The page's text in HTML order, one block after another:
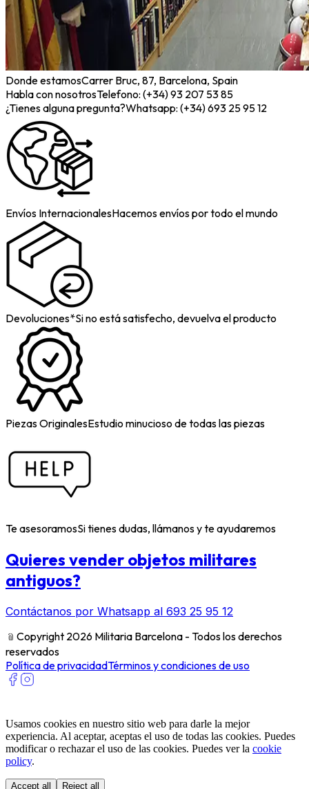
Donde estamosCarrer Bruc, 87, Barcelona, Spain
Habla con nosotrosTelefono: (+34) 93 207 53 85
¿Tienes alguna pregunta?Whatsapp: (+34) 693 25 95 12
Envíos InternacionalesHacemos envíos por todo el mundo
Devoluciones*Si no está satisfecho, devuelva el producto
Piezas OriginalesEstudio minucioso de todas las piezas
Te asesoramosSi tienes dudas, llámanos y te ayudaremos
Quieres vender objetos militares
antiguos?
Contáctanos por Whatsapp al 693 25 95 12
﹫ Copyright 2026 Militaria Barcelona - Todos los derechos
reservados
Política de privacidadTérminos y condiciones de uso
Usamos cookies en nuestro sitio web para darle la mejor
experiencia. Al aceptar, aceptas el uso de todas las cookies. Puedes
modificar o rechazar el uso de las cookies. Puedes ver la cookie
policy.
Accept all Reject all